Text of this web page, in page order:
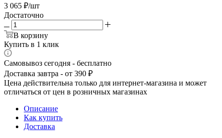
3 065 ₽/шт
Достаточно
В корзину
Купить в 1 клик
Самовывоз сегодня - бесплатно
Доставка завтра - от 390 ₽
Цена действительна только для интернет-магазина и может
отличаться от цен в розничных магазинах
Описание
Как купить
Доставка